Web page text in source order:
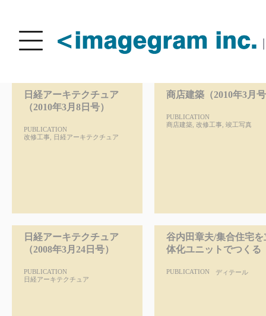
日経アーキテクチュア
（2010年3月8日号）
PUBLICATION
改修工事
日経アーキテクチュア
商店建築（2010年3月
PUBLICATION
商店建築 改修工事 竣工写真
日経アーキテクチュア
（2008年3月24日号）
PUBLICATION
日経アーキテクチュア
谷内田章夫/集合住宅を
体化ユニットでつくる
PUBLICATION ディテール